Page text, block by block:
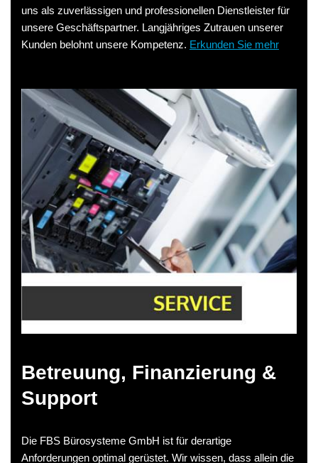
uns als zuverlässigen und professionellen Dienstleister für
unsere Geschäftspartner. Langjähriges Zutrauen unserer
Kunden belohnt unsere Kompetenz. Erkunden Sie mehr
Betreuung, Finanzierung &
Support
Die FBS Bürosysteme GmbH ist für derartige
Anforderungen optimal gerüstet. Wir wissen, dass allein die